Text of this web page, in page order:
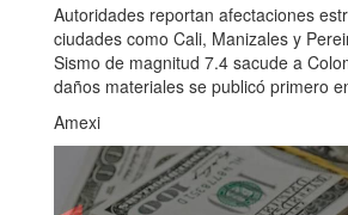
Autoridades reportan afectaciones
ciudades como Cali, Manizales y
Sismo de magnitud 7.4 sacude a
daños materiales se publicó primero
Amexi